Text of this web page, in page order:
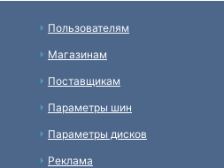
Пользователям
Магазинам
Поставщикам
Параметры шин
Параметры дисков
Реклама